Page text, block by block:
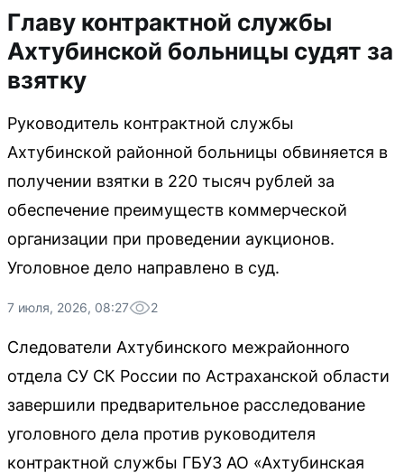
Главу контрактной службы
Ахтубинской больницы судят за
взятку
Руководитель контрактной службы
Ахтубинской районной больницы обвиняется в
получении взятки в 220 тысяч рублей за
обеспечение преимуществ коммерческой
организации при проведении аукционов.
Уголовное дело направлено в суд.
7 июля, 2026, 08:27 2
Следователи Ахтубинского межрайонного
отдела СУ СК России по Астраханской области
завершили предварительное расследование
уголовного дела против руководителя
контрактной службы ГБУЗ АО «Ахтубинская